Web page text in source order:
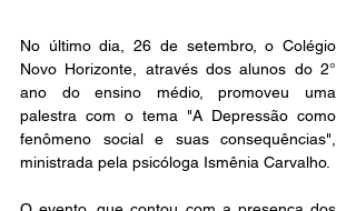
No último dia, 26 de setembro, o Colégio
Novo Horizonte, através dos alunos do 2°
ano do ensino médio, promoveu uma
palestra com o tema "A Depressão como
fenômeno social e suas consequências",
ministrada pela psicóloga Ismênia Carvalho.